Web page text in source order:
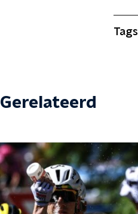
Tags
Gerelateerd